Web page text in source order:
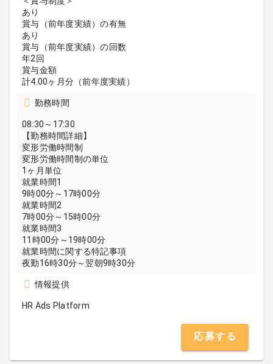
あり
賞与（前年度実績）の有無
あり
賞与（前年度実績）の回数
年2回
賞与金額
計4.00ヶ月分（前年度実績）
勤務時間
08:30～17:30
【勤務時間詳細】
変形労働時間制
変形労働時間制の単位
1ヶ月単位
就業時間1
9時00分～17時00分
就業時間2
7時00分～15時00分
就業時間3
11時00分～19時00分
就業時間に関する特記事項
夜勤16時30分～翌朝9時30分
情報提供
HR Ads Platform
応募する